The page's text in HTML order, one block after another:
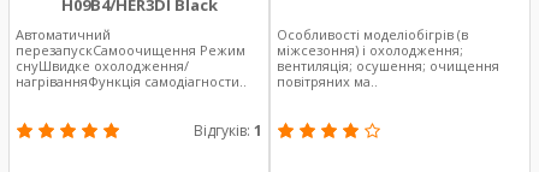
H09B4/HER3DI Black
Автоматичний
перезапускСамоочищення Режим
снуШвидке охолодження/
нагріванняФункція самодіагности..
Відгуків: 1
Особливості моделіобігрів (в
міжсезоння) і охолодження;
вентиляція; осушення; очищення
повітряних ма..